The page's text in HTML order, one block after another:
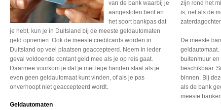
van de bank waarbij je
aangesloten bent en
het soort bankpas dat
je hebt, kun je in Duitsland bij de meeste geldautomaten
geld opnemen. Ook de meeste creditcards worden in
Duitsland op veel plaatsen geaccepteerd. Neem in ieder
geval voldoende contant geld mee als je op reis gaat.
Daarmee voorkom je dat je met lege handen staat als je
even geen geldautomaat kunt vinden, of als je pas
onverhoopt niet geaccepteerd wordt.
Geldautomaten
zijn rond het
is, net als de
De meeste
geldautomaat.
buitenmuur
beschikbaar.
binnen. Bij
als de bank
meeste